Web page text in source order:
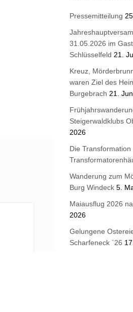
Pressemitteilung
31.05.2026 im
Schlüsselfeld 21.
Kreuz,
waren Ziel des
Burgebrach 21.
Steigerwaldklubs
2026
Die Transformation
Wanderung zum
Burg Windeck 5.
Maiausflug 2026
2026
Gelungene
Scharfeneck `26